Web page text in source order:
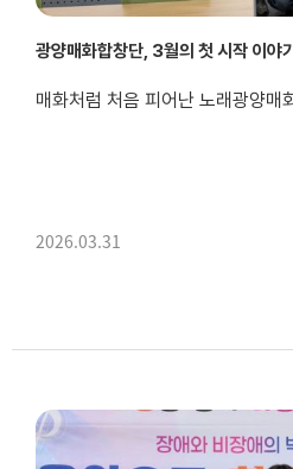
광양매화합창단, 3월의 첫 시작 이야기
2026.03.31